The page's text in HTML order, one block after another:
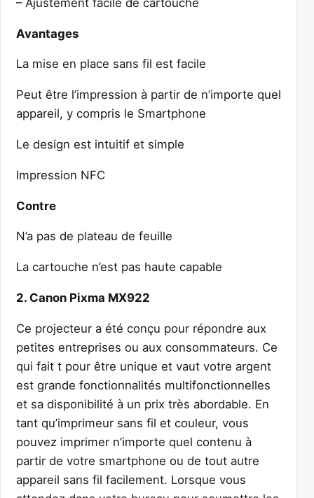
Avantages
La mise en place sans fil est facile
Peut être l’impression à partir de n’importe quel
appareil, y compris le Smartphone
Le design est intuitif et simple
Impression NFC
Contre
N’a pas de plateau de feuille
La cartouche n’est pas haute capable
2. Canon Pixma MX922
Ce projecteur a été conçu pour répondre aux
petites entreprises ou aux consommateurs. Ce
qui fait t pour être unique et vaut votre argent
est grande fonctionnalités multifonctionnelles
et sa disponibilité à un prix très abordable. En
tant qu’imprimeur sans fil et couleur, vous
pouvez imprimer n’importe quel contenu à
partir de votre smartphone ou de tout autre
appareil sans fil facilement. Lorsque vous